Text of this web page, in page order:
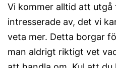
Vi kommer alltid att utgå
intresserade av, det vi
veta mer. Detta borgar
man aldrigt riktigt vet